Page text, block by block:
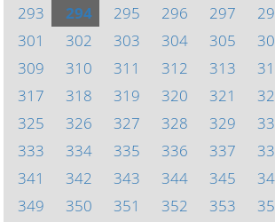
293
294 295 296 297
301
302 303 304 305
309
310 311 312 313
317
318 319 320 321
325
326 327 328 329
333
334 335 336 337
341
342 343 344 345
349
350 351 352 353